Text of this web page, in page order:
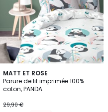
MATT ET ROSE
Parure de lit imprimée 100%
coton, PANDA
29,90 €
5
/
5